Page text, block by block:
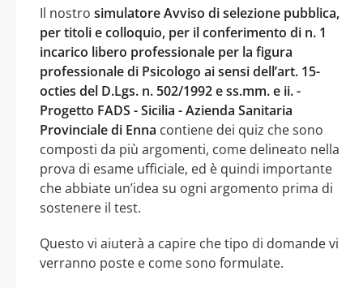
Il nostro simulatore Avviso di selezione pubblica,
per titoli e colloquio, per il conferimento di n. 1
incarico libero professionale per la figura
professionale di Psicologo ai sensi dell’art. 15-
octies del D.Lgs. n. 502/1992 e ss.mm. e ii. -
Progetto FADS - Sicilia - Azienda Sanitaria
Provinciale di Enna contiene dei quiz che sono
composti da più argomenti, come delineato nella
prova di esame ufficiale, ed è quindi importante
che abbiate un’idea su ogni argomento prima di
sostenere il test.
Questo vi aiuterà a capire che tipo di domande vi
verranno poste e come sono formulate.